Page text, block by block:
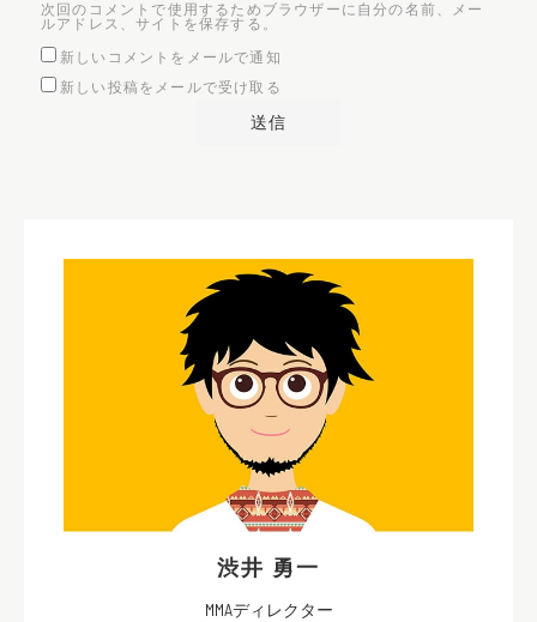
次回のコメントで使用するためブラウザーに自分の名前、メー
ルアドレス、サイトを保存する。
新しいコメントをメールで通知
新しい投稿をメールで受け取る
渋井 勇一
MMAディレクター